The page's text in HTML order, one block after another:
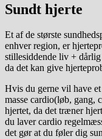
Sundt hjerte
Et af de største
enhver region, er
stillesiddende liv +
da det kan give
Hvis du gerne vil have
masse cardio(løb, gang,
hjertet, da det træner
du laver cardio
det gør at du føler dig